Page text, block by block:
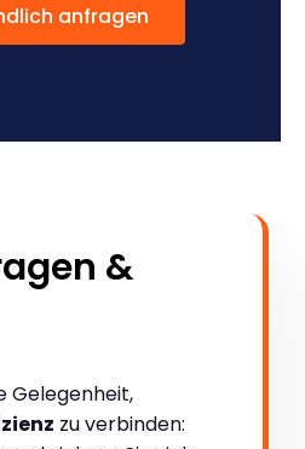
anfragen
&
Gelegenheit,
zu verbinden: